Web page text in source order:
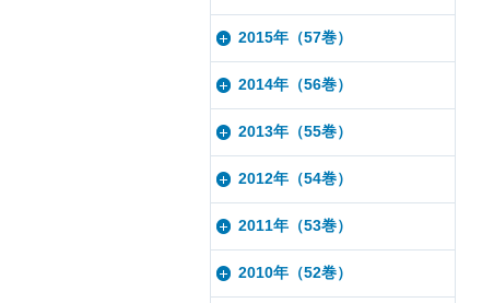
2015年（57巻）
2014年（56巻）
2013年（55巻）
2012年（54巻）
2011年（53巻）
2010年（52巻）